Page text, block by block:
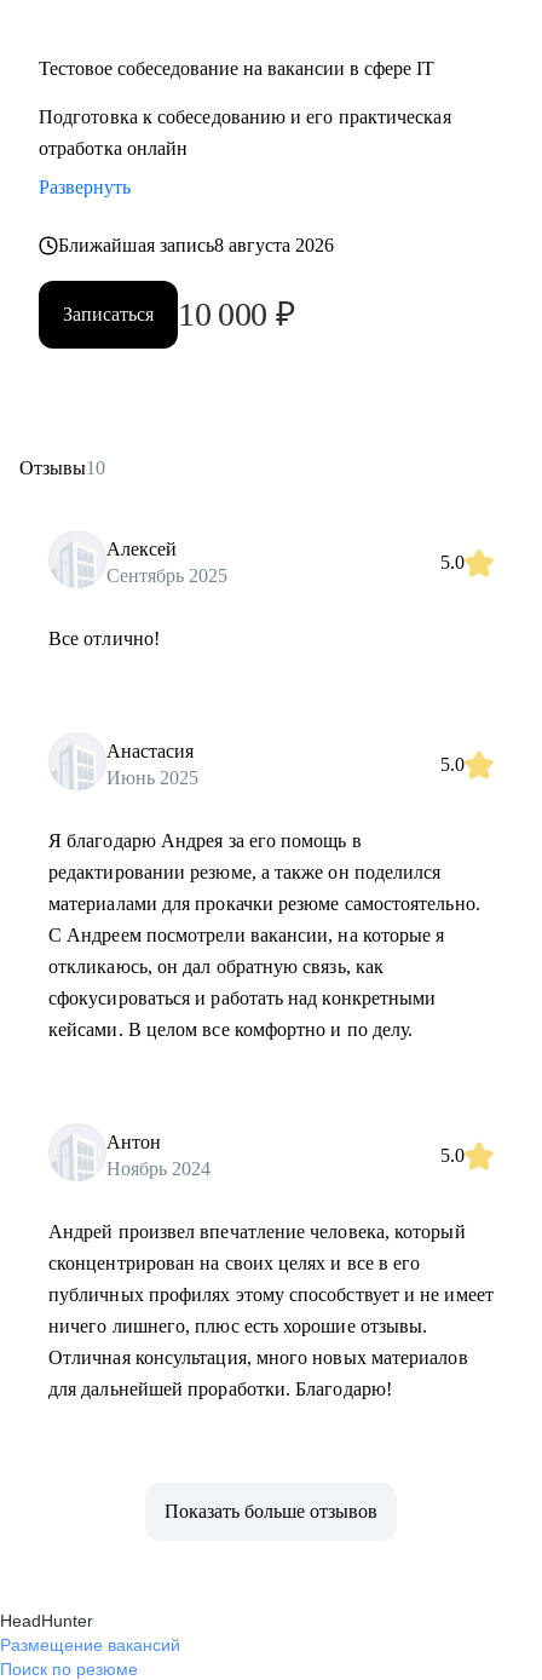
Тестовое собеседование на вакансии в сфере IT
Подготовка к собеседованию и его практическая
отработка онлайн
Развернуть
Ближайшая запись8 августа 2026
Записаться 10 000 ₽
Отзывы10
Алексей
Сентябрь 2025
5.0
Все отлично!
Анастасия
Июнь 2025
5.0
Я благодарю Андрея за его помощь в
редактировании резюме, а также он поделился
материалами для прокачки резюме самостоятельно.
С Андреем посмотрели вакансии, на которые я
откликаюсь, он дал обратную связь, как
сфокусироваться и работать над конкретными
кейсами. В целом все комфортно и по делу.
Антон
Ноябрь 2024
5.0
Андрей произвел впечатление человека, который
сконцентрирован на своих целях и все в его
публичных профилях этому способствует и не имеет
ничего лишнего, плюс есть хорошие отзывы.
Отличная консультация, много новых материалов
для дальнейшей проработки. Благодарю!
Показать больше отзывов
HeadHunter
Размещение вакансий
Поиск по резюме